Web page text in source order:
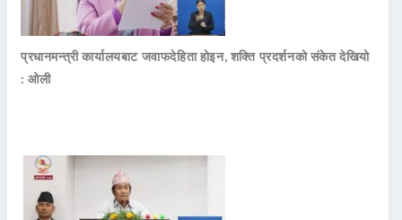
प्रधानमन्त्री कार्यालयबाट जवाफदेहिता होइन, शक्ति प्रदर्शनको संकेत देखियो
: ओली